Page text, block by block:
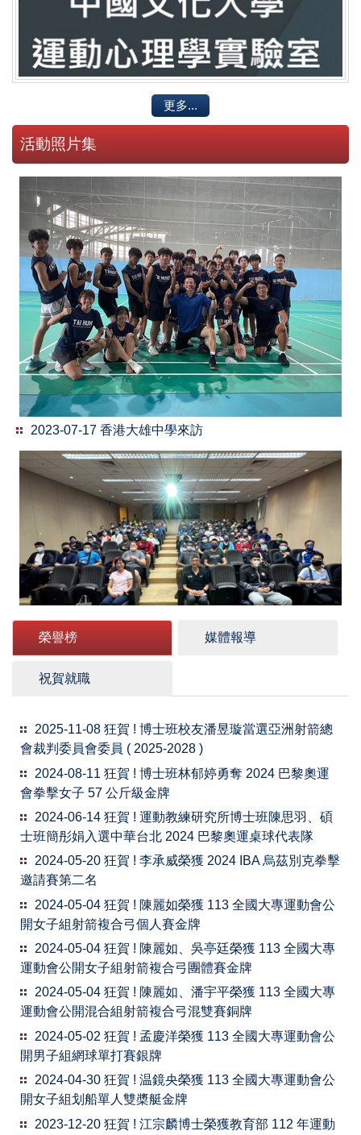
更多...
活動照片集
2023-08-02 韓國湖南大學來訪
2023-07-17 香港大雄中學來訪
2023-04-18 PACER暨仰臥卷腹測驗說明會
2023-03-10 陳景星老師專題講座
榮譽榜 媒體報導
祝賀就職
2025-11-08 狂賀 ! 博士班校友潘昱璇當選亞洲射箭總
會裁判委員會委員 ( 2025-2028 )
2024-08-11 狂賀 ! 博士班林郁婷勇奪 2024 巴黎奧運
會拳擊女子 57 公斤級金牌
2024-06-14 狂賀 ! 運動教練研究所博士班陳思羽、碩
士班簡彤娟入選中華台北 2024 巴黎奧運桌球代表隊
2024-05-20 狂賀 ! 李承威榮獲 2024 IBA 烏茲別克拳擊
邀請賽第二名
2024-05-04 狂賀 ! 陳麗如榮獲 113 全國大專運動會公
開女子組射箭複合弓個人賽金牌
2024-05-04 狂賀 ! 陳麗如、吳亭廷榮獲 113 全國大專
運動會公開女子組射箭複合弓團體賽金牌
2024-05-04 狂賀 ! 陳麗如、潘宇平榮獲 113 全國大專
運動會公開混合組射箭複合弓混雙賽銅牌
2024-05-02 狂賀 ! 孟慶洋榮獲 113 全國大專運動會公
開男子組網球單打賽銀牌
2024-04-30 狂賀 ! 温鏡央榮獲 113 全國大專運動會公
開女子組划船單人雙槳艇金牌
2023-12-20 狂賀 ! 江宗麟博士榮獲教育部 112 年運動